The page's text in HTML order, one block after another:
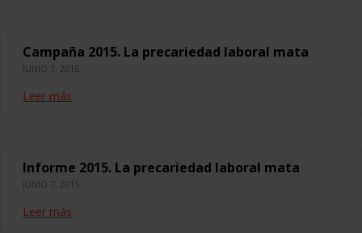
Campaña 2015. La precariedad laboral mata
JUNIO 7, 2015
Leer más
Informe 2015. La precariedad laboral mata
JUNIO 7, 2015
Leer más